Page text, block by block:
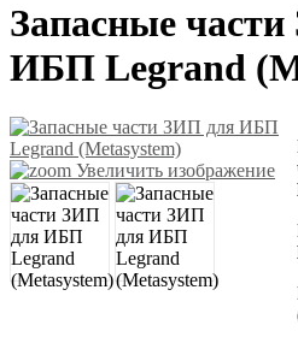
Запасные
ИБП Legrand
Увеличить изображение